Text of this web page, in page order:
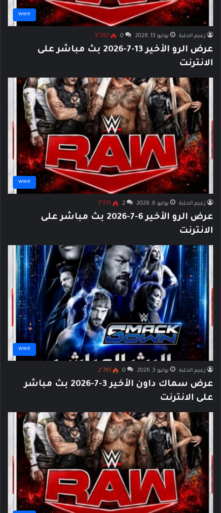
wwe
زعيم الحلبة يوليو 13, 2026 0 9٬367
عرض الرو الأخير 13-7-2026 بث مباشر على
الانترنت
wwe
زعيم الحلبة يوليو 6, 2026 2 7٬373
عرض الرو الأخير 6-7-2026 بث مباشر على
الانترنت
wwe
زعيم الحلبة يوليو 3, 2026 0 2٬761
عرض سماك داون الأخير 3-7-2026 بث مباشر
على الانترنت